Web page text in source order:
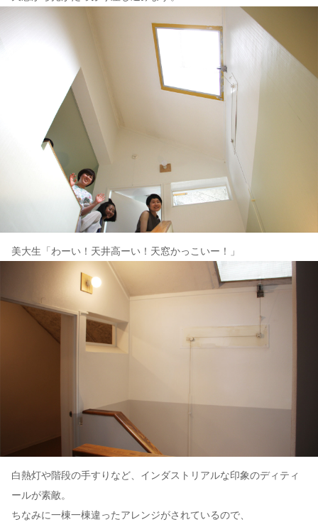
美大生「わーい！天井高ーい！天窓かっこいー！」
白熱灯や階段の手すりなど、インダストリアルな印象のディティ
ールが素敵。
ちなみに一棟一棟違ったアレンジがされているので、